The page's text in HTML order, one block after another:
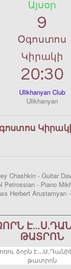
Այսօր
9
Օգոստոս
Կիրակի
20:30
Ulikhanyan Club
Ulikhanyan
Chashkin - Guitar
Petrossian - Piano
Herbert Arustamyan
ԹԱՏՐՈՆ